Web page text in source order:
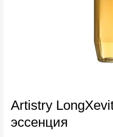
Artistry
эссенция